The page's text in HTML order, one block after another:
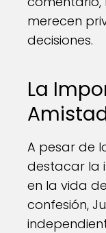
merecen
decisiones.
La
A pesar de
destacar la
en la vida
confesión,